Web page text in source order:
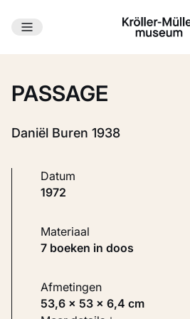
Ga naar hoofdinhoud
PASSAGE
Daniël Buren 1938
Datum
1972
Materiaal
7 boeken in doos
Afmetingen
53,6 × 53 × 6,4 cm